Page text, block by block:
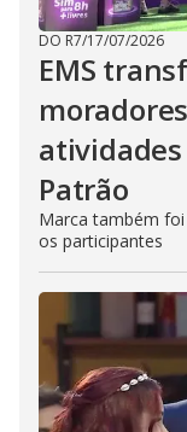
DO R7/17/07/2026
EMS
Patrão
Marca também
os participantes